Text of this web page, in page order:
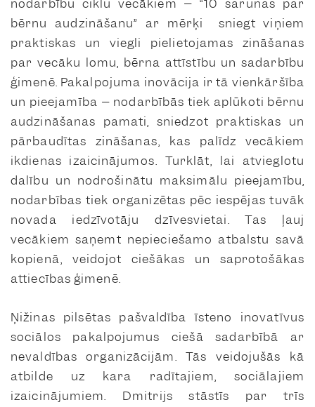
nodarbību ciklu vecākiem – “10 sarunas par
bērnu audzināšanu” ar mērķi sniegt viņiem
praktiskas un viegli pielietojamas zināšanas
par vecāku lomu, bērna attīstību un sadarbību
ģimenē. Pakalpojuma inovācija ir tā vienkāršība
un pieejamība – nodarbībās tiek aplūkoti bērnu
audzināšanas pamati, sniedzot praktiskas un
pārbaudītas zināšanas, kas palīdz vecākiem
ikdienas izaicinājumos. Turklāt, lai atvieglotu
dalību un nodrošinātu maksimālu pieejamību,
nodarbības tiek organizētas pēc iespējas tuvāk
novada iedzīvotāju dzīvesvietai. Tas ļauj
vecākiem saņemt nepieciešamo atbalstu savā
kopienā, veidojot ciešākas un saprotošākas
attiecības ģimenē.
Ņižinas pilsētas pašvaldība īsteno inovatīvus
sociālos pakalpojumus ciešā sadarbībā ar
nevaldības organizācijām. Tās veidojušās kā
atbilde uz kara radītajiem, sociālajiem
izaicinājumiem. Dmitrijs stāstīs par trīs